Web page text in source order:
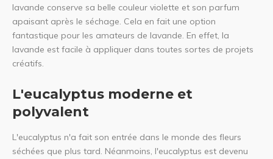
lavande conserve sa belle couleur violette et son parfum
apaisant après le séchage. Cela en fait une option
fantastique pour les amateurs de lavande. En effet, la
lavande est facile à appliquer dans toutes sortes de projets
créatifs.
L'eucalyptus moderne et
polyvalent
L'eucalyptus n'a fait son entrée dans le monde des fleurs
séchées que plus tard. Néanmoins, l'eucalyptus est devenu